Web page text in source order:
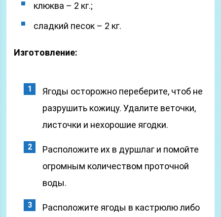
клюква – 2 кг.;
сладкий песок – 2 кг.
Изготовление:
Ягоды осторожно переберите, чтоб не
разрушить кожицу. Удалите веточки,
листочки и нехорошие ягодки.
Расположите их в дуршлаг и помойте
огромным количеством проточной
воды.
Расположите ягоды в кастрюлю либо